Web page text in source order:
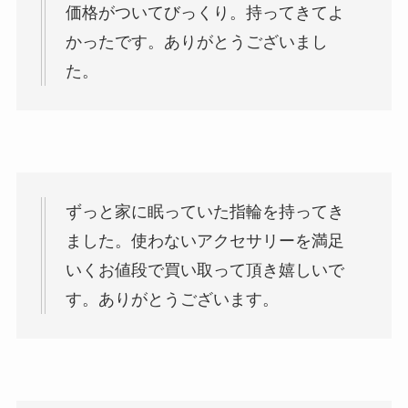
価格がついてびっくり。持ってきてよ
かったです。ありがとうございまし
た。
ずっと家に眠っていた指輪を持ってき
ました。使わないアクセサリーを満足
いくお値段で買い取って頂き嬉しいで
す。ありがとうございます。